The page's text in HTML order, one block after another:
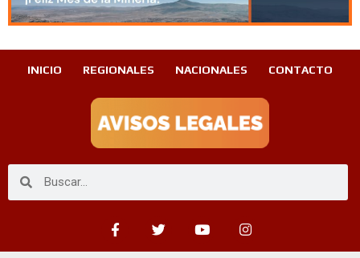
INICIO REGIONALES NACIONALES CONTACTO